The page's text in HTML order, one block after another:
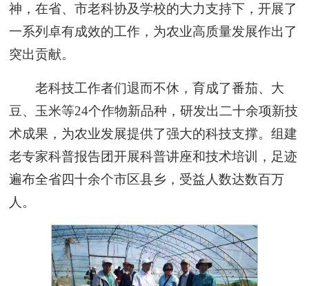
神，在省、市老科协及学校的大力支持下，开展了
一系列卓有成效的工作，为农业高质量发展作出了
突出贡献。
老科技工作者们退而不休，育成了番茄、大
豆、玉米等24个作物新品种，研发出二十余项新技
术成果，为农业发展提供了强大的科技支撑。组建
老专家科普报告团开展科普讲座和技术培训，足迹
遍布全省四十余个市区县乡，受益人数达数百万
人。